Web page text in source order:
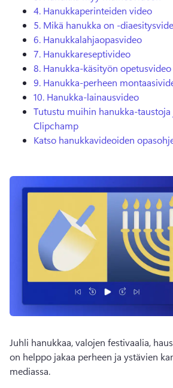
4. Hanukkaperinteiden video
5. Mikä hanukka on -
6. Hanukkalahjaopasvideo
7. Hanukkareseptivideo
8. Hanukka-käsityön opetusvideo
9. Hanukka-perheen
10. Hanukka-lainausvideo
Tutustu muihin hanukka-
Clipchamp
Katso hanukkavideoiden
Juhli hanukkaa, valojen festivaalia,
on helppo jakaa perheen ja ystävien
mediassa.